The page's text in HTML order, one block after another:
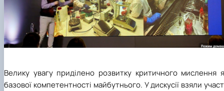
Велику увагу приділено розвитку критичного мислення
базової компетентності майбутнього. У дискусії взяли